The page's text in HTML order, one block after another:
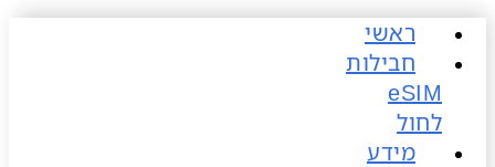
ראשי
חבילות
לחול
מידע